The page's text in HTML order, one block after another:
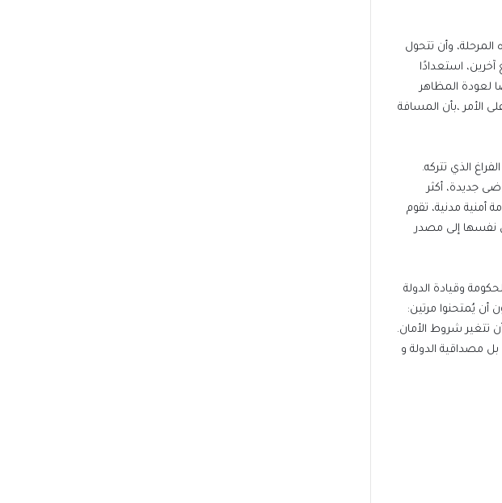
وأن تتحول
استعدادًا
لعودة المظاهر
الأمر ،بأن المسافة
الذي تتركه.
جديدة، أكثر
أمنية مدنية، تقوم
نفسها إلى مصدر
وقيادة الدولة
أن يُمتحنوا مرتين:
تتغير شروط الأمان.
بل مصداقية الدولة و